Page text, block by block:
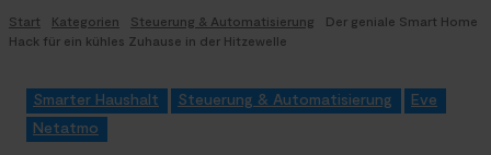
Start Kategorien Steuerung & Automatisierung
Der geniale Smart Home
Hack für ein kühles Zuhause in der Hitzewelle
Smarter Haushalt Steuerung & Automatisierung
Eve
Netatmo